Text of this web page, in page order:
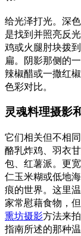
给光泽打光。深
是找到并照亮反
鸡或火腿肘块拨
扁。阴影那侧的
辣椒醋或一撒红
色彩对比。
灵魂料理摄影
它们相关但不相
酪乳炸鸡、羽衣
包、红薯派。更
仁玉米糊或低地
痕的世界。这里
家常慰藉食物，
熏坊摄影方法来
指南所述的那种